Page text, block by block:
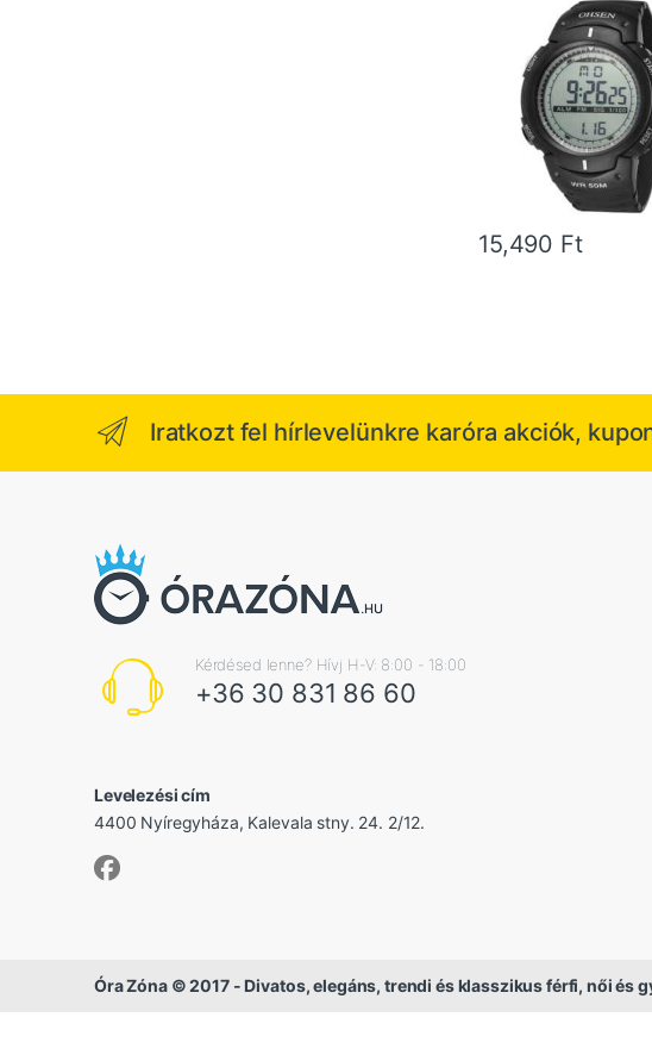
15,490 Ft
Iratkozt fel hírlevelünkre karóra akciók,
Kérdésed lenne? Hívj H-V: 8:00 - 18:00
+36 30 831 86 60
Levelezési cím
4400 Nyíregyháza, Kalevala stny. 24. 2/12.
Óra Zóna © 2017 - Divatos, elegáns, trendi és klasszikus férfi, női és